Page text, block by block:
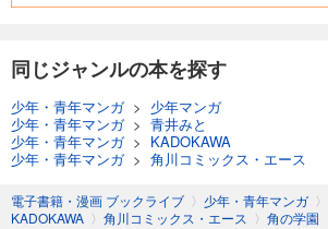
同じジャンルの本を探す
少年・青年マンガ> 少年マンガ
少年・青年マンガ> 青井みと
少年・青年マンガ> KADOKAWA
少年・青年マンガ> 角川コミックス・エース
電子書籍・漫画 ブックライブ 〉 少年・青年マンガ 〉
KADOKAWA 〉 角川コミックス・エース 〉 角の学園